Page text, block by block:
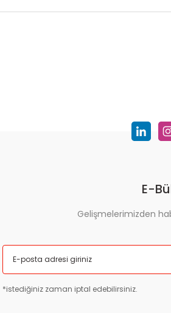
E-
Gelişmelerimizden
*istediğiniz zaman iptal edebilirsiniz.